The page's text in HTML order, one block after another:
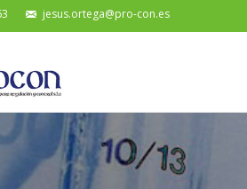
jesus.ortega@pro-con.es